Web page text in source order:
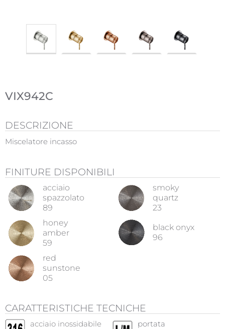
VIX942C
DESCRIZIONE
Miscelatore incasso
FINITURE DISPONIBILI
acciaio
spazzolato
89
smoky
quartz
23
honey
amber
59
black onyx
96
red
sunstone
05
CARATTERISTICHE TECNICHE
acciaio inossidabile
portata